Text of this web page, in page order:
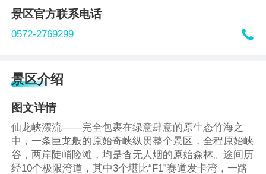
景区官方联系电话
0572-2769299 
景区介绍
图文详情
仙龙峡漂流——完全包裹在绿意肆意的原生态竹海之
中，一条巨龙般的原始奇峡纵贯整个景区，全程原始峡
谷，两岸陡峭险滩，均是杳无人烟的原始森林。途间历
经10个极限湾道，其中3个堪比“F1”赛道发卡湾，一路